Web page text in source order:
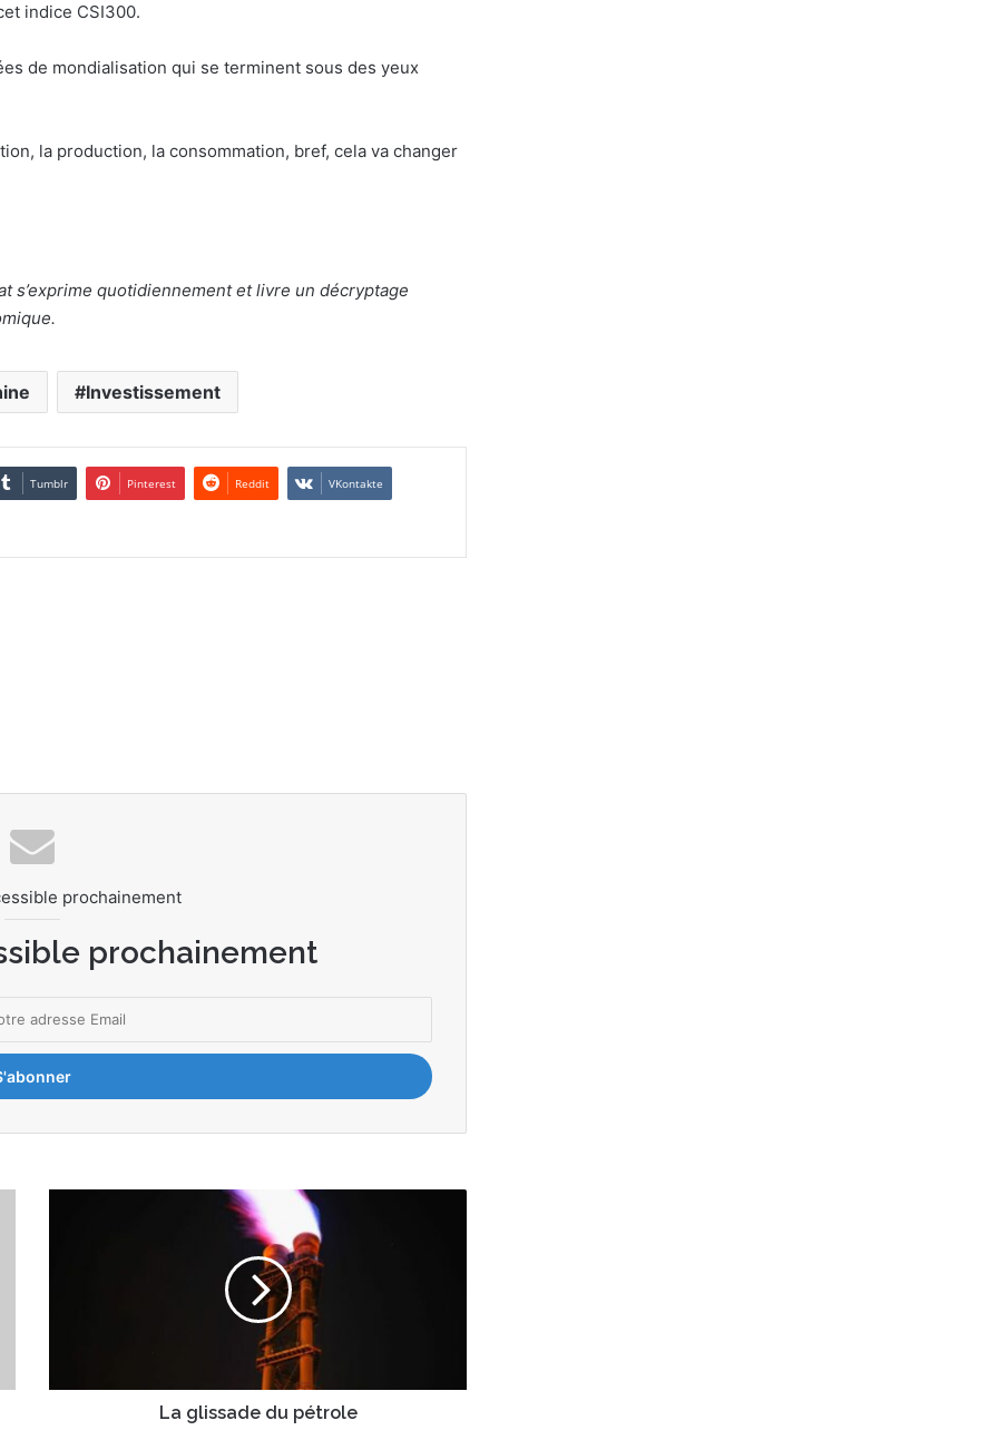
indice CSI300.
de mondialisation qui se terminent sous des yeux
la production, la consommation, bref, cela va changer
s’exprime quotidiennement et livre un décryptage
Investissement
Tumblr Pinterest Reddit VKontakte
prochainement
prochainement
d
La glissade du pétrole